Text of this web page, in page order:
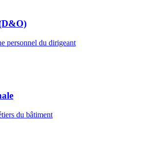
personnel du dirigeant
du bâtiment